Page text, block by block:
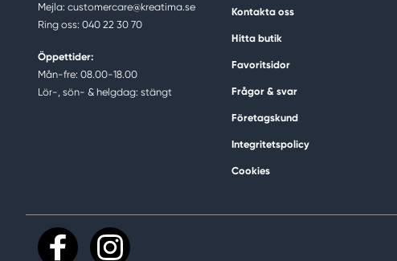
Mejla: customercare@kreatima.se
Ring oss: 040 22 30 70
Öppettider:
Mån-fre: 08.00-18.00
Lör-, sön- & helgdag: stängt
Kontakta oss
Hitta butik
Favoritsidor
Frågor & svar
Företagskund
Integritetspolicy
Cookies